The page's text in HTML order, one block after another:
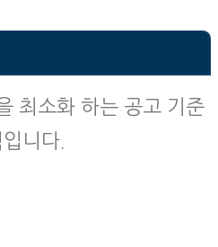
최소화 하는 공고 기준
니다.